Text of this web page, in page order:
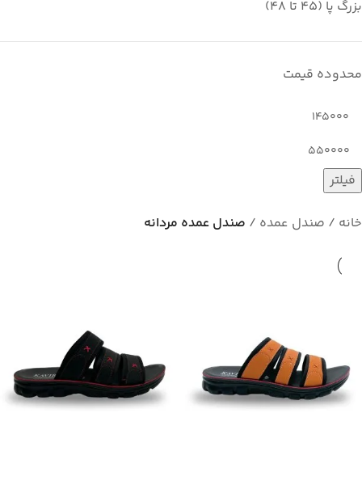
بزرگ پا (45 تا 48)
محدوده قیمت
فیلتر
خانه صندل عمده صندل عمده مردانه